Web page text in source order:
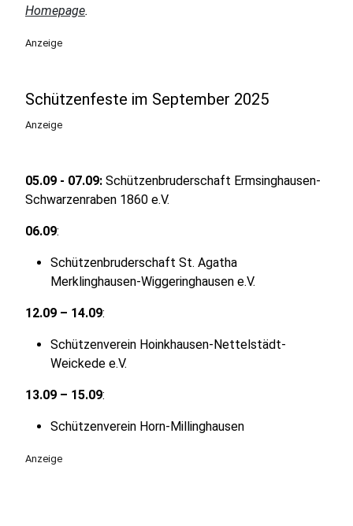
Homepage.
Anzeige
Schützenfeste im September 2025
Anzeige
05.09 - 07.09: Schützenbruderschaft Ermsinghausen-
Schwarzenraben 1860 e.V.
06.09:
Schützenbruderschaft St. Agatha
Merklinghausen-Wiggeringhausen e.V.
12.09 – 14.09:
Schützenverein Hoinkhausen-Nettelstädt-
Weickede e.V.
13.09 – 15.09:
Schützenverein Horn-Millinghausen
Anzeige